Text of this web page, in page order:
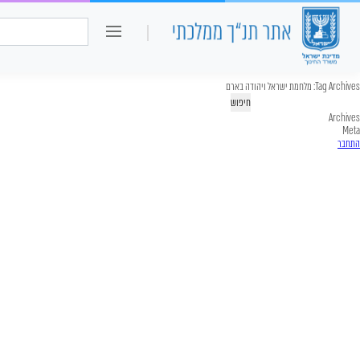
חיפוש:
כיתה ו
Tag Archives: מלחמת ישראל ויהודה בארם
Archives
Meta
התחבר